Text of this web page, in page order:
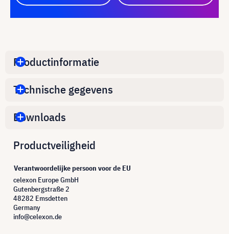
Productinformatie
Technische gegevens
Downloads
Productveiligheid
Verantwoordelijke persoon voor de EU
celexon Europe GmbH
Gutenbergstraße 2
48282 Emsdetten
Germany
info@celexon.de